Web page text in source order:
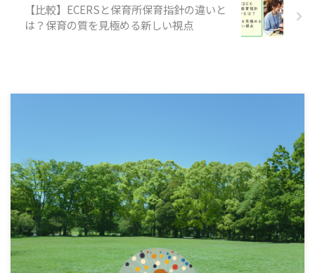
【比較】ECERSと保育所保育指針の違いと
は？保育の質を見極める新しい視点